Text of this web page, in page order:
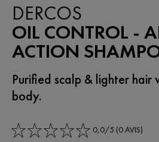
DERCOS
OIL CONTROL -
ACTION
Purified scalp & lighter hair
body.
0,0/5 (0 AVIS)